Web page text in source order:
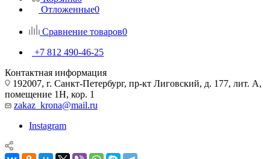
Отложенные0
Сравнение товаров0
+7 812 490-46-25
Контактная информация
192007, г. Санкт-Петербург, пр-кт Лиговский, д. 177, лит. А,
помещение 1Н, кор. 1
zakaz_krona@mail.ru
Instagram